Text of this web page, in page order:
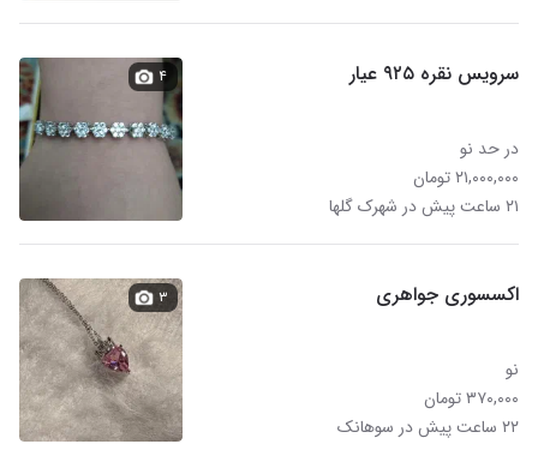
سرویس نقره ۹۲۵ عیار
در حد نو
۲۱,۰۰۰,۰۰۰ تومان
۲۱ ساعت پیش در شهرک گلها
۴
اکسسوری جواهری
نو
۳۷۰,۰۰۰ تومان
۲۲ ساعت پیش در سوهانک
۳